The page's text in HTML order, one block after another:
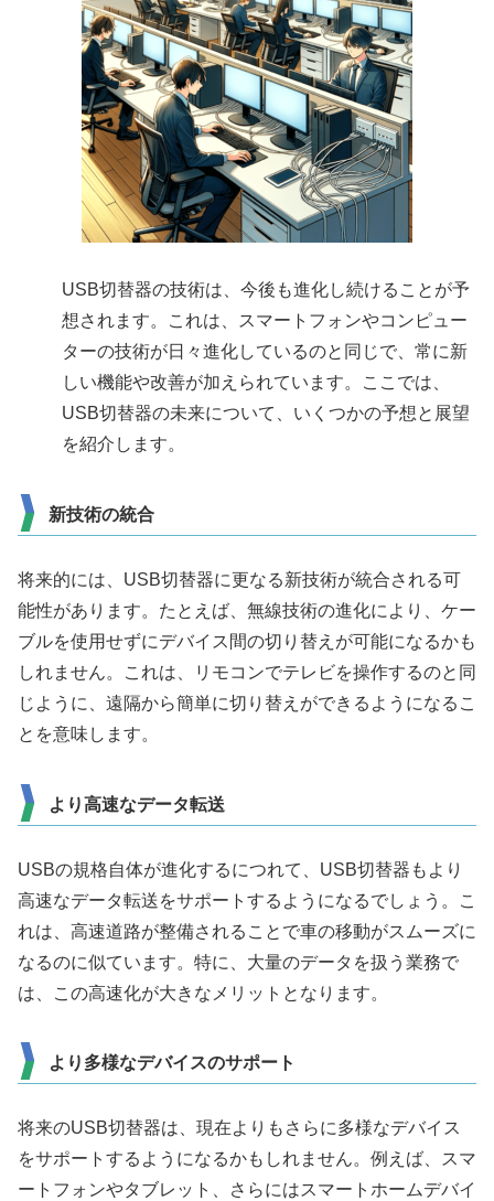
USB切替器の技術は、今後も進化し続けることが予
想されます。これは、スマートフォンやコンピュー
ターの技術が日々進化しているのと同じで、常に新
しい機能や改善が加えられています。ここでは、
USB切替器の未来について、いくつかの予想と展望
を紹介します。
新技術の統合
将来的には、USB切替器に更なる新技術が統合される可
能性があります。たとえば、無線技術の進化により、ケー
ブルを使用せずにデバイス間の切り替えが可能になるかも
しれません。これは、リモコンでテレビを操作するのと同
じように、遠隔から簡単に切り替えができるようになるこ
とを意味します。
より高速なデータ転送
USBの規格自体が進化するにつれて、USB切替器もより
高速なデータ転送をサポートするようになるでしょう。こ
れは、高速道路が整備されることで車の移動がスムーズに
なるのに似ています。特に、大量のデータを扱う業務で
は、この高速化が大きなメリットとなります。
より多様なデバイスのサポート
将来のUSB切替器は、現在よりもさらに多様なデバイス
をサポートするようになるかもしれません。例えば、スマ
ートフォンやタブレット、さらにはスマートホームデバイ